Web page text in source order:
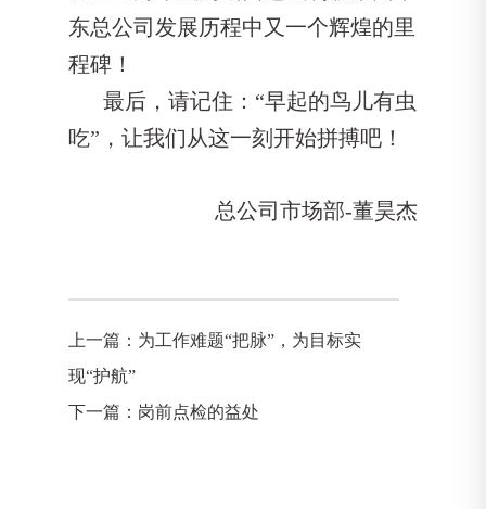
东总公司发展历程中又一个辉煌的里
程碑！
最后，请记住：“早起的鸟儿有虫
吃”，让我们从这一刻开始拼搏吧！
总公司市场部-董昊杰
上一篇： 为工作难题“把脉”，为目标实
现“护航”
下一篇： 岗前点检的益处